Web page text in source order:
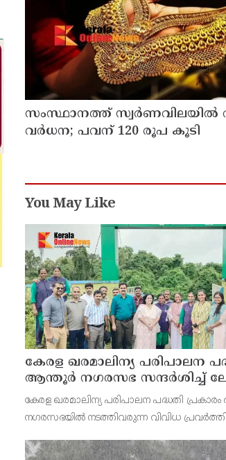
സംസ്ഥാനത്ത് സ്വര്‍ണവിലയില്‍
വര്‍ധന; പവന് 120 രൂപ കൂടി
You May Like
കേരള ഖരമാലിന്യ പരിപാലന
ആന്തൂർ നഗരസഭ സന്ദർശിച്ച്
പ്രതിനിധികൾ
കേരള ഖരമാലിന്യ പരിപാലന പദ്ധതി
നഗരസഭയിൽ നടത്തിവരുന്ന വിവിധ
മാലിന്യ സംസ്കരണ കേന്ദ്രം, ജൈവ